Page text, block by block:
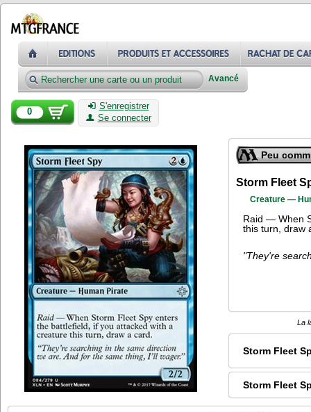
Avancé
0
S'enregistrer
Se connecter
Peu
Storm Fleet
Creature —
Raid — When
this turn, draw
"They're
La
Storm Fleet
Storm Fleet